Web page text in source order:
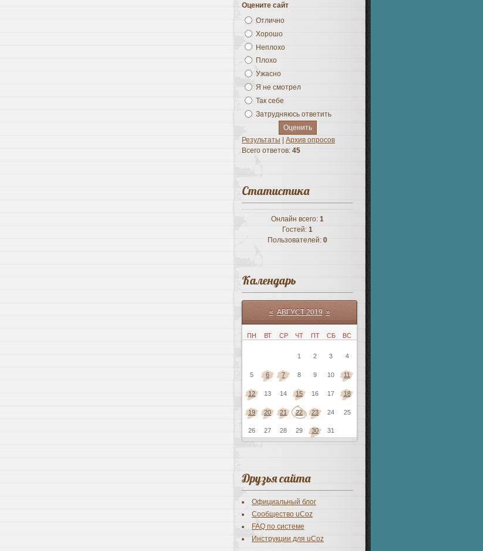
Оцените сайт
Отлично
Хорошо
Неплохо
Плохо
Ужасно
Я не смотрел
Так себе
Затрудняюсь ответить
Результаты | Архив опросов
Всего ответов: 45
Статистика
Онлайн всего: 1
Гостей: 1
Пользователей: 0
Календарь
« АВГУСТ 2019 »
ПН ВТ СР ЧТ ПТ СБ ВС
1 2 3 4
5 6 7 8 9 10 11
12 13 14 15 16 17 18
19 20 21 22 23 24 25
26 27 28 29 30 31
Друзья сайта
Официальный блог
Сообщество uCoz
FAQ по системе
Инструкции для uCoz